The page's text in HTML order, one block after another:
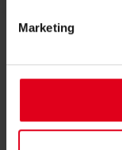
Marketing
Hai